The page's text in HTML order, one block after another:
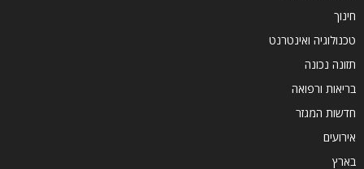
חינוך
טכנולוגיה ואינטרנט
תזונה נכונה
בריאות ורפואה
חדשות המגזר
אירועים
בארץ